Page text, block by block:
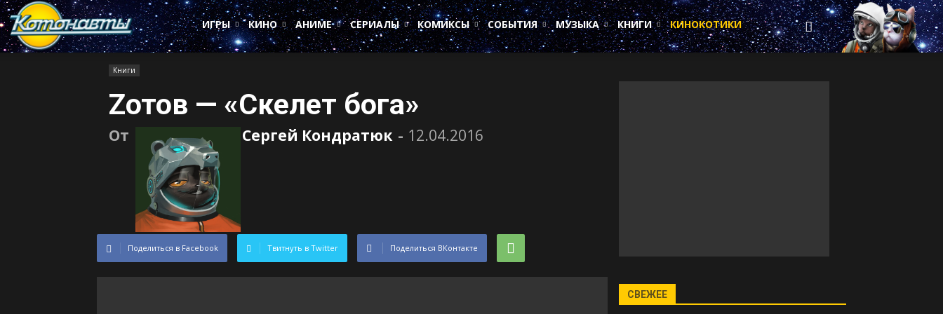
Котонавты
ИГРЫ
КИНО АНИМЕ СЕРИАЛЫ КОМИКСЫ СОБЫТИЯ МУЗЫКА КНИГИ КИНОКОТИКИ
Книги
Zотов — «Скелет бога»
От Сергей Кондратюк - 12.04.2016
Поделиться в Facebook Твитнуть в Twitter Поделиться ВКонтакте
СВЕЖЕЕ